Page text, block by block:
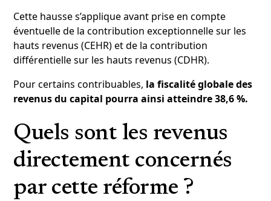
Cette hausse s’applique avant prise en compte
éventuelle de la contribution exceptionnelle sur les
hauts revenus (CEHR) et de la contribution
différentielle sur les hauts revenus (CDHR).
Pour certains contribuables, la fiscalité globale des
revenus du capital pourra ainsi atteindre 38,6 %.
Quels sont les revenus
directement concernés
par cette réforme ?